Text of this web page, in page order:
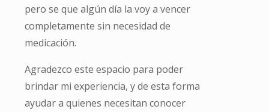
pero se que algún día la voy a vencer
completamente sin necesidad de
medicación.
Agradezco este espacio para poder
brindar mi experiencia, y de esta forma
ayudar a quienes necesitan conocer